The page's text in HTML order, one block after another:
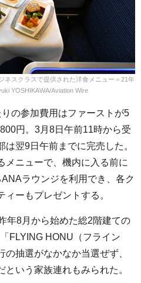
ネスクラスで提供された洋食メニュー＝21年
YOSHIKAWA/Aviation Wire
の参加費用はファーストが5
円。3月8日午前11時から受
翌9日午前までに完売した。
メニューで、機内に入る前に
ラウンジを利用でき、各ク
ーもプレゼントする。
年8月から始めた総2階建ての
FLYING HONU（フライン
抽選がなかなか当選ぜず、
いう家族連れもみられた。